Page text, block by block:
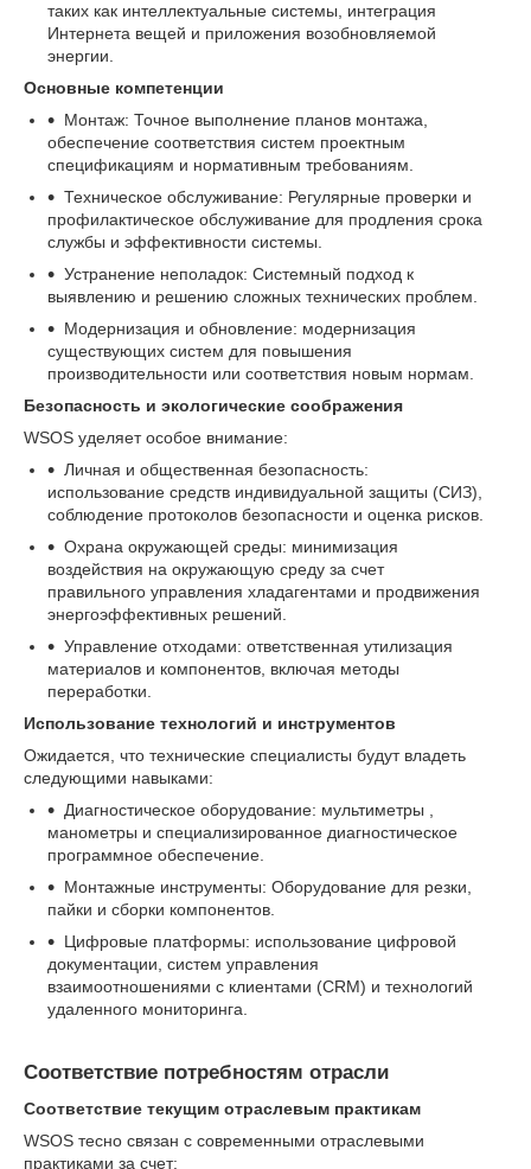
таких как интеллектуальные системы, интеграция
Интернета вещей и приложения возобновляемой
энергии.
Основные компетенции
Монтаж: Точное выполнение планов монтажа,
обеспечение соответствия систем проектным
спецификациям и нормативным требованиям.
Техническое обслуживание: Регулярные проверки и
профилактическое обслуживание для продления срока
службы и эффективности системы.
Устранение неполадок: Системный подход к
выявлению и решению сложных технических проблем.
Модернизация и обновление: модернизация
существующих систем для повышения
производительности или соответствия новым нормам.
Безопасность и экологические соображения
WSOS уделяет особое внимание:
Личная и общественная безопасность:
использование средств индивидуальной защиты (СИЗ),
соблюдение протоколов безопасности и оценка рисков.
Охрана окружающей среды: минимизация
воздействия на окружающую среду за счет
правильного управления хладагентами и продвижения
энергоэффективных решений.
Управление отходами: ответственная утилизация
материалов и компонентов, включая методы
переработки.
Использование технологий и инструментов
Ожидается, что технические специалисты будут владеть
следующими навыками:
Диагностическое оборудование: мультиметры ,
манометры и специализированное диагностическое
программное обеспечение.
Монтажные инструменты: Оборудование для резки,
пайки и сборки компонентов.
Цифровые платформы: использование цифровой
документации, систем управления
взаимоотношениями с клиентами (CRM) и технологий
удаленного мониторинга.
Соответствие потребностям отрасли
Соответствие текущим отраслевым практикам
WSOS тесно связан с современными отраслевыми
практиками за счет: